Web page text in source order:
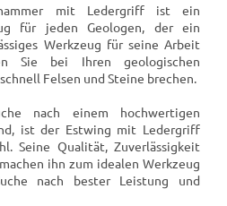
mit Ledergriff ist ein
für jeden Geologen, der ein
Werkzeug für seine Arbeit
Sie bei Ihren geologischen
Felsen und Steine brechen.
nach einem hochwertigen
ist der Estwing mit Ledergriff
Seine Qualität, Zuverlässigkeit
ihn zum idealen Werkzeug
nach bester Leistung und